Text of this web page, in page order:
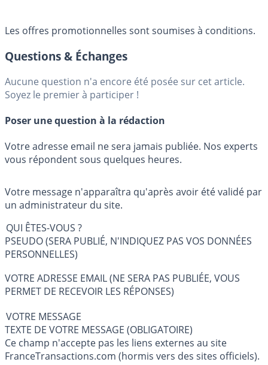
Les offres promotionnelles sont soumises à conditions.
Questions & Échanges
Aucune question n'a encore été posée sur cet article.
Soyez le premier à participer !
Poser une question à la rédaction
Votre adresse email ne sera jamais publiée. Nos experts
vous répondent sous quelques heures.
Votre message n'apparaîtra qu'après avoir été validé par
un administrateur du site.
QUI ÊTES-VOUS ?
PSEUDO (SERA PUBLIÉ, N'INDIQUEZ PAS VOS DONNÉES
PERSONNELLES)
VOTRE ADRESSE EMAIL (NE SERA PAS PUBLIÉE, VOUS
PERMET DE RECEVOIR LES RÉPONSES)
VOTRE MESSAGE
TEXTE DE VOTRE MESSAGE (OBLIGATOIRE)
Ce champ n'accepte pas les liens externes au site
FranceTransactions.com (hormis vers des sites officiels).